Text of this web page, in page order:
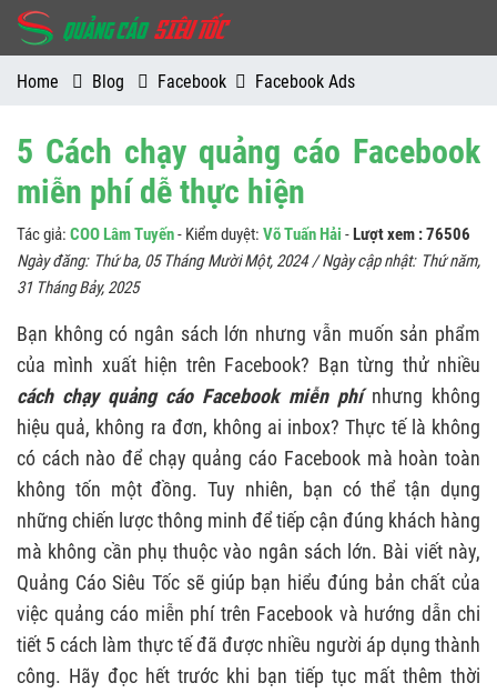
Home Blog Facebook Facebook Ads
5 Cách chạy quảng cáo Facebook
miễn phí dễ thực hiện
Tác giả: COO Lâm Tuyến- Kiểm duyệt: Võ Tuấn Hải -Lượt xem : 76506
Ngày đăng: Thứ ba, 05 Tháng Mười Một, 2024/ Ngày cập nhật: Thứ năm,
31 Tháng Bảy, 2025
Bạn không có ngân sách lớn nhưng vẫn muốn sản phẩm
của mình xuất hiện trên Facebook? Bạn từng thử nhiều
cách chạy quảng cáo Facebook miễn phínhưng không
hiệu quả, không ra đơn, không ai inbox? Thực tế là không
có cách nào để chạy quảng cáo Facebook mà hoàn toàn
không tốn một đồng. Tuy nhiên, bạn có thể tận dụng
những chiến lược thông minh để tiếp cận đúng khách hàng
mà không cần phụ thuộc vào ngân sách lớn. Bài viết này,
Quảng Cáo Siêu Tốc sẽ giúp bạn hiểu đúng bản chất của
việc quảng cáo miễn phí trên Facebook và hướng dẫn chi
tiết 5 cách làm thực tế đã được nhiều người áp dụng thành
công. Hãy đọc hết trước khi bạn tiếp tục mất thêm thời